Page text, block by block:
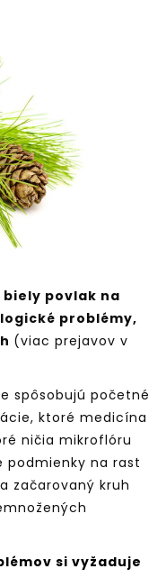
povlak na
problémy,
(viac prejavov v
spôsobujú početné
ktoré medicína
ničia mikroflóru
podmienky na rast
začarovaný kruh
si vyžaduje